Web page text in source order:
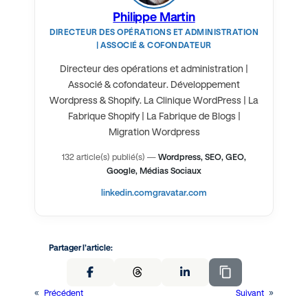
Philippe Martin
DIRECTEUR DES OPÉRATIONS ET ADMINISTRATION
| ASSOCIÉ & COFONDATEUR
Directeur des opérations et administration |
Associé & cofondateur. Développement
Wordpress & Shopify. La Clinique WordPress | La
Fabrique Shopify | La Fabrique de Blogs |
Migration Wordpress
132 article(s) publié(s) — Wordpress, SEO, GEO,
Google, Médias Sociaux
linkedin.comgravatar.com
Partager l’article:
« Précédent Suivant »